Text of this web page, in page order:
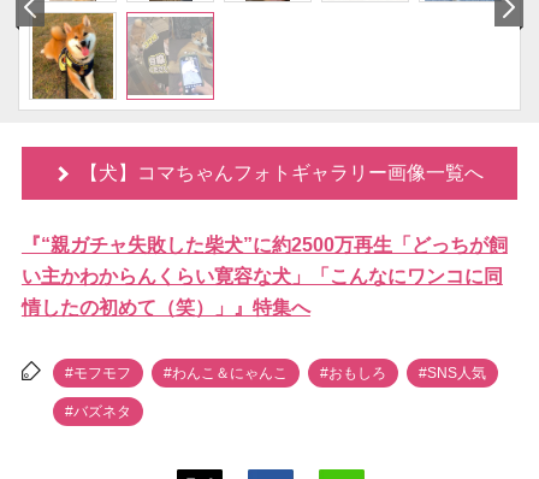
【犬】コマちゃんフォトギャラリー画像一覧へ
『“親ガチャ失敗した柴犬”に約2500万再生「どっちが飼
い主かわからんくらい寛容な犬」「こんなにワンコに同
情したの初めて（笑）」』特集へ
#モフモフ #わんこ＆にゃんこ #おもしろ #SNS人気
#バズネタ